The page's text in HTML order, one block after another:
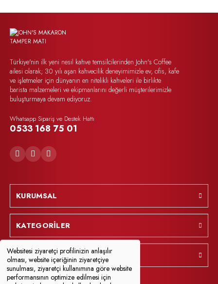
Websitesi ziyaretçi profilinizin anlaşılır
olması, website içeriğinin ziyaretçiye
sunulması, ziyaretçi kullanımına göre website
performansının optimize edilmesi için
Türkiye'nin ilk yeni nesil kahve temsilcilerinden John's Coffee
ailesi olarak; 30 yılı aşan kahvecilik deneyimimizle ev, ofis, kafe
ve işletmeler için dünyanın en nitelikli kahveleri ile birlikte
barista malzemeleri ve ekipmanlarını değerli müşterilerimizle
buluşturmaya devam ediyoruz.
Whatsapp Sipariş ve Destek Hattı
0533 168 75 01
KURUMSAL
KATEGORİLER
YARDIM